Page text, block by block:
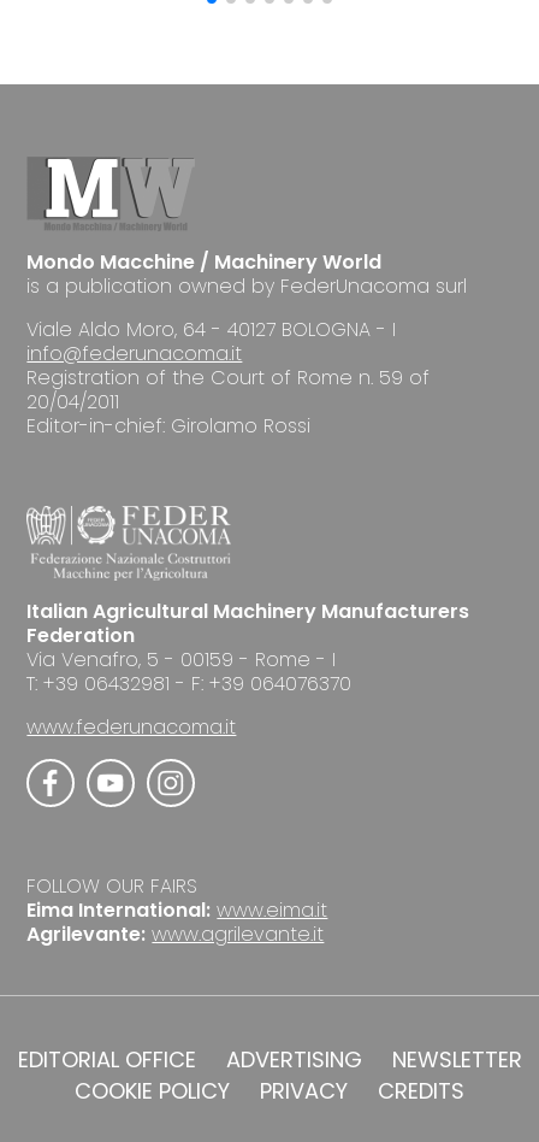
Mondo Macchine / Machinery World
is a publication owned by FederUnacoma surl
Viale Aldo Moro, 64 - 40127 BOLOGNA - I
info@federunacoma.it
Registration of the Court of Rome n. 59 of
20/04/2011
Editor-in-chief: Girolamo Rossi
Italian Agricultural Machinery Manufacturers
Federation
Via Venafro, 5 - 00159 - Rome - I
T: +39 06432981 - F: +39 064076370
www.federunacoma.it
FOLLOW OUR FAIRS
Eima International: www.eima.it
Agrilevante: www.agrilevante.it
EDITORIAL OFFICE ADVERTISING
NEWSLETTER
COOKIE POLICY
PRIVACY CREDITS